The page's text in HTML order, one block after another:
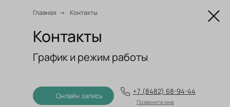
Главная → Контакты
Контакты
График и режим работы
Онлайн запись
Позвоните мне
+7 (8482) 68-94-44